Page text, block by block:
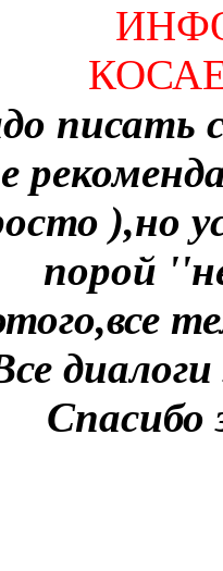
писать
),но
порой
Спасибо